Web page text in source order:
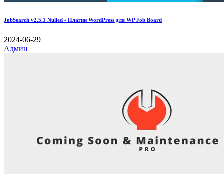
JobSearch v2.5.1 Nulled - Плагин WordPress для WP Job Board
2024-06-29
Админ